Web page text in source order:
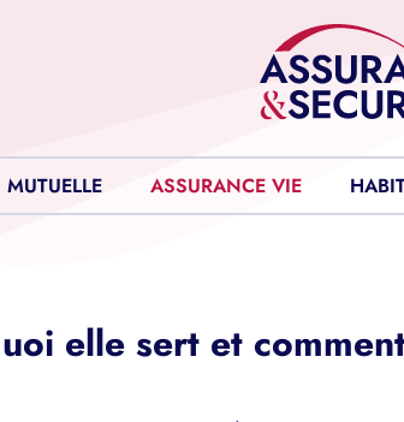
MUTUELLE ASSURANCE VIE
elle sert et